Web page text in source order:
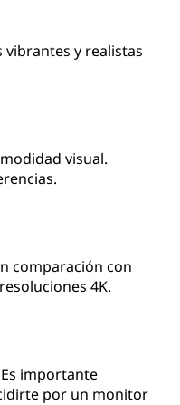
vibrantes y realistas
visual.
comparación con
4K.
importante
por un monitor